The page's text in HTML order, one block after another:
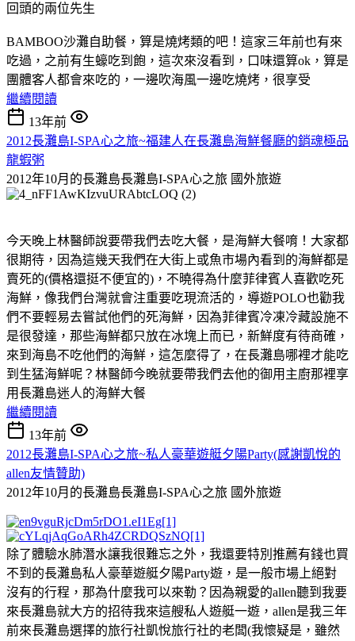
回頭的兩位先生
BAMBOO沙灘自助餐，算是燒烤類的吧！這家三年前也有來
吃過，之前有生蠔吃到飽，這次來沒看到，口味還算ok，算是
團體客人都會來吃的，一邊吹海風一邊吃燒烤，很享受
繼續閱讀
13年前
2012長灘島I-SPA心之旅~福建人在長灘島海鮮餐廳的銷魂極品
龍蝦粥
2012年10月的長灘島長灘島I-SPA心之旅 國外旅遊
今天晚上林醫師說要帶我們去吃大餐，是海鮮大餐唷！大家都
很期待，因為這幾天我們在大街上或魚市場內看到的海鮮都是
賣死的(價格還挺不便宜的)，不曉得為什麼菲律賓人喜歡吃死
海鮮，像我們台灣就會注重要吃現流活的，導遊POLO也勸我
們不要輕易去嘗試他們的死海鮮，因為菲律賓冷凍冷藏設施不
是很發達，那些海鮮都只放在冰塊上而已，新鮮度有待商確，
來到海島不吃他們的海鮮，這怎麼得了，在長灘島哪裡才能吃
到生猛海鮮呢？林醫師今晚就要帶我們去他的御用主廚那裡享
用長灘島迷人的海鮮大餐
繼續閱讀
13年前
2012長灘島I-SPA心之旅~私人豪華遊艇夕陽Party(感謝凱悅的
allen友情贊助)
2012年10月的長灘島長灘島I-SPA心之旅 國外旅遊
除了體驗水肺潛水讓我很難忘之外，我還要特別推薦有錢也買
不到的長灘島私人豪華遊艇夕陽Party遊，是一般市場上絕對
沒有的行程，那為什麼我可以來勒？因為親愛的allen聽到我要
來長灘島就大方的招待我來這艘私人遊艇一遊，allen是我三年
前來長灘島選擇的旅行社凱悅旅行社的老闆(我懷疑是，雖然